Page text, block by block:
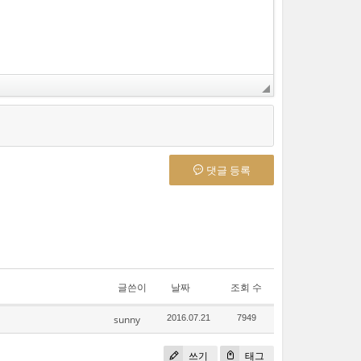
댓글 등록
글쓴이 날짜 조회 수
sunny 2016.07.21 7949
쓰기 태그